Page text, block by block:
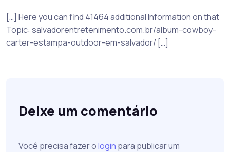
[…] Here you can find 41464 additional Information on that
Topic: salvadorentretenimento.com.br/album-cowboy-
carter-estampa-outdoor-em-salvador/ […]
Deixe um comentário
Você precisa fazer ologin para publicar um